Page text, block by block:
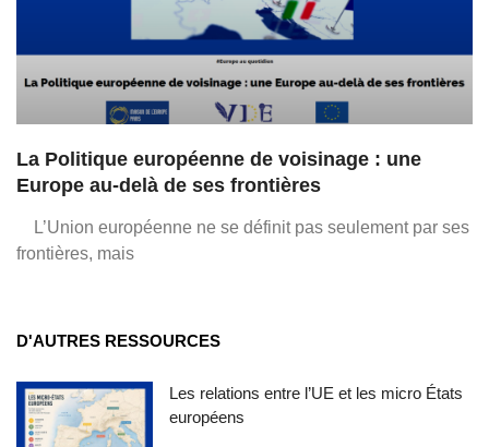
La Politique européenne de voisinage : une
Europe au-delà de ses frontières
L’Union européenne ne se définit pas seulement par ses
frontières, mais
D'AUTRES RESSOURCES
Les relations entre l’UE et les micro États
européens